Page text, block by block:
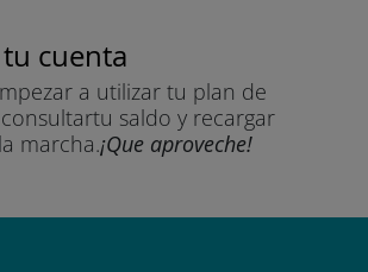
cuenta
a utilizar tu plan de
tu saldo y recargar
marcha.¡Que aproveche!